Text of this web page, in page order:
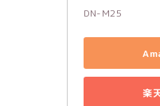
DN-M25
楽